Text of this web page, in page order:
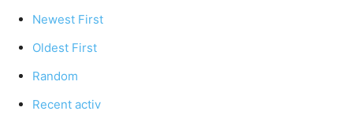
Newest First
Oldest First
Random
Recent activ